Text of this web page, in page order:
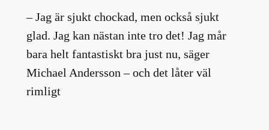
– Jag är sjukt chockad, men också sjukt
glad. Jag kan nästan inte tro det! Jag mår
bara helt fantastiskt bra just nu, säger
Michael Andersson – och det låter väl
rimligt